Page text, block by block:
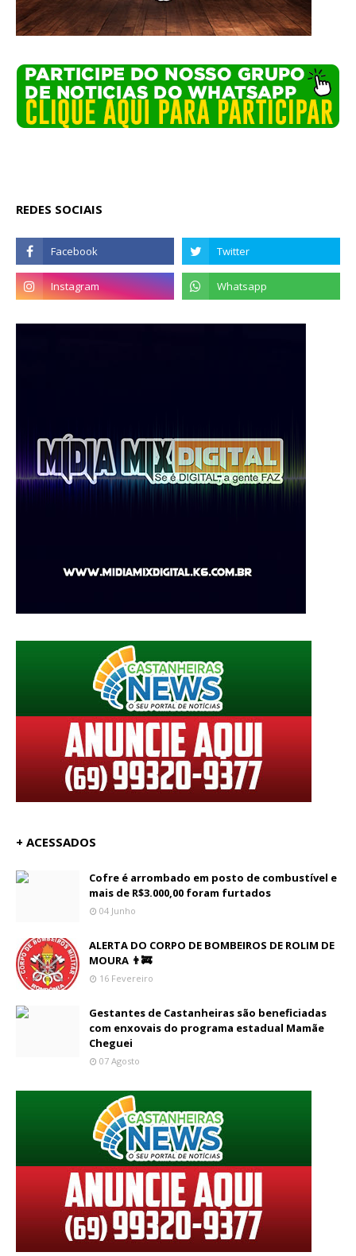
REDES SOCIAIS
+ ACESSADOS
Cofre é arrombado em posto de combustível e
mais de R$3.000,00 foram furtados
04 Junho
ALERTA DO CORPO DE BOMBEIROS DE ROLIM DE
MOURA 👨‍🚒
16 Fevereiro
Gestantes de Castanheiras são beneficiadas
com enxovais do programa estadual Mamãe
Cheguei
07 Agosto